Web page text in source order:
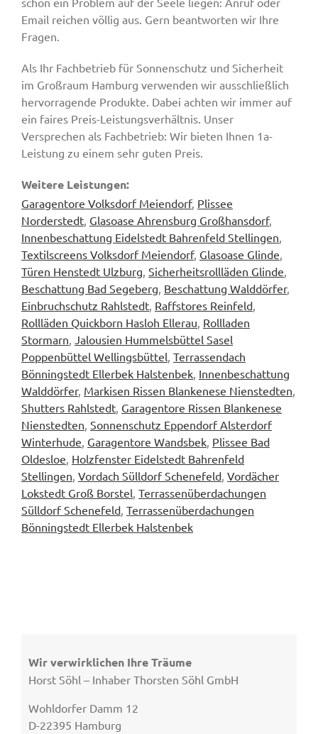
Email reichen völlig aus. Gern beantworten wir Ihre
Fragen.
Als Ihr Fachbetrieb für Sonnenschutz und Sicherheit
im Großraum Hamburg verwenden wir ausschließlich
hervorragende Produkte. Dabei achten wir immer auf
ein faires Preis-Leistungsverhältnis. Unser
Versprechen als Fachbetrieb: Wir bieten Ihnen 1a-
Leistung zu einem sehr guten Preis.
Weitere Leistungen:
Garagentore Volksdorf Meiendorf, Plissee
Norderstedt, Glasoase Ahrensburg Großhansdorf,
Innenbeschattung Eidelstedt Bahrenfeld Stellingen,
Textilscreens Volksdorf Meiendorf, Glasoase Glinde,
Türen Henstedt Ulzburg, Sicherheitsrollläden Glinde,
Beschattung Bad Segeberg, Beschattung Walddörfer,
Einbruchschutz Rahlstedt, Raffstores Reinfeld,
Rollläden Quickborn Hasloh Ellerau, Rollladen
Stormarn, Jalousien Hummelsbüttel Sasel
Poppenbüttel Wellingsbüttel, Terrassendach
Bönningstedt Ellerbek Halstenbek, Innenbeschattung
Walddörfer, Markisen Rissen Blankenese Nienstedten,
Shutters Rahlstedt, Garagentore Rissen Blankenese
Nienstedten, Sonnenschutz Eppendorf Alsterdorf
Winterhude, Garagentore Wandsbek, Plissee Bad
Oldesloe, Holzfenster Eidelstedt Bahrenfeld
Stellingen, Vordach Sülldorf Schenefeld, Vordächer
Lokstedt Groß Borstel, Terrassenüberdachungen
Sülldorf Schenefeld, Terrassenüberdachungen
Bönningstedt Ellerbek Halstenbek
Wir verwirklichen Ihre Träume
Horst Söhl – Inhaber Thorsten Söhl GmbH
Wohldorfer Damm 12
D-22395 Hamburg